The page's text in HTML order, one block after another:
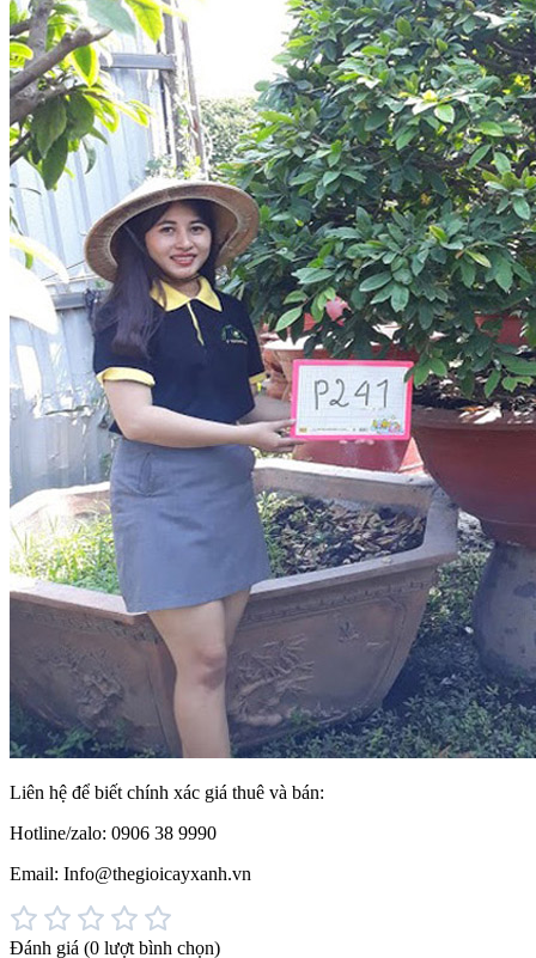
Liên hệ để biết chính xác giá thuê và bán:
Hotline/zalo: 0906 38 9990
Email: Info@thegioicayxanh.vn
Đánh giá (0 lượt bình chọn)